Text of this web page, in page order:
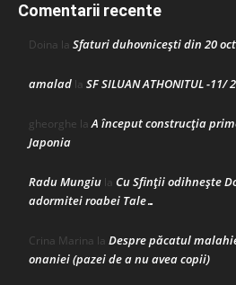
Comentarii recente
Doina la Sfaturi duhovnicești din 20
amalad la SF SILUAN ATHONITUL -11/
gheorghe laA început construcţia
Japonia
Radu Mungiu la Cu Sfinții odihnește
adormitei roabei Tale…
Crina Marina la Despre păcatul
onaniei (pazei de a nu avea copii)